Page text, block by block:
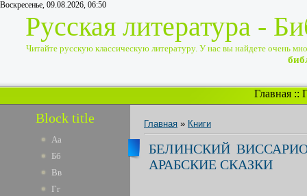
Воскресенье, 09.08.2026, 06:50
Русская литература -
Читайте русскую классическую литературу. У нас вы найдете очень
Главная ::
Block title
Аа
Бб
Вв
Гг
Главная » Книги
БЕЛИНСКИЙ
АРАБСКИЕ СКАЗКИ